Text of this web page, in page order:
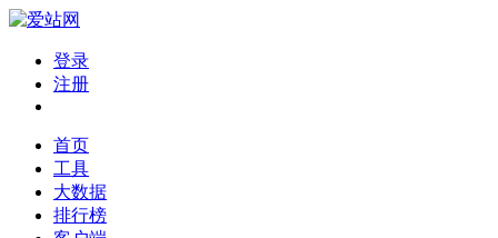
登录
注册
首页
工具
大数据
排行榜